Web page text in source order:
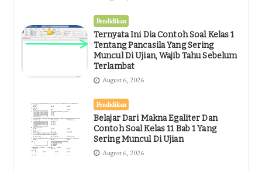
Pendidikan
Ternyata Ini Dia Contoh Soal Kelas 1
Tentang Pancasila Yang Sering
Muncul Di Ujian, Wajib Tahu Sebelum
Terlambat
August 6, 2026
Pendidikan
Belajar Dari Makna Egaliter Dan
Contoh Soal Kelas 11 Bab 1 Yang
Sering Muncul Di Ujian
August 6, 2026